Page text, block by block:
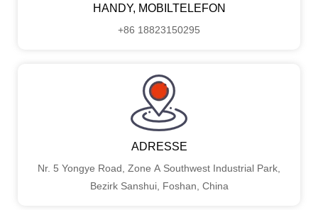
HANDY, MOBILTELEFON
+86 18823150295
ADRESSE
Nr. 5 Yongye Road, Zone A Southwest Industrial Park,
Bezirk Sanshui, Foshan, China